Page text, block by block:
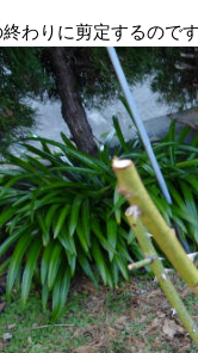
わりに剪定するので